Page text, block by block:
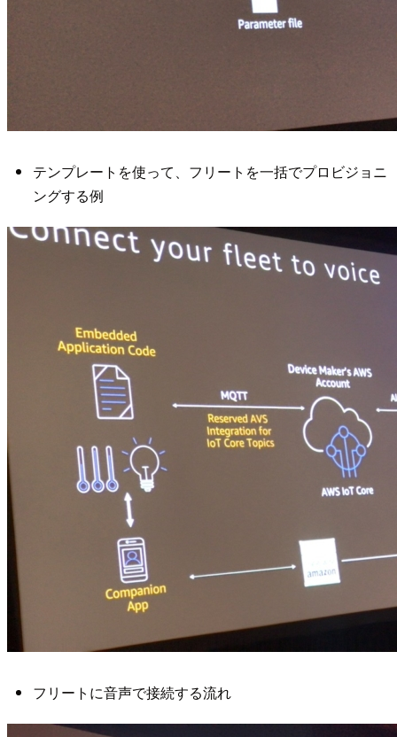
テンプレートを使って、フリートを一括でプロビジョニ
ングする例
フリートに音声で接続する流れ